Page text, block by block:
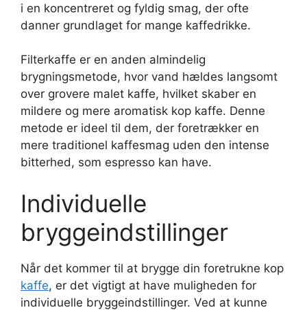
i en koncentreret og fyldig smag, der ofte
danner grundlaget for mange kaffedrikke.
Filterkaffe er en anden almindelig
brygningsmetode, hvor vand hældes langsomt
over grovere malet kaffe, hvilket skaber en
mildere og mere aromatisk kop kaffe. Denne
metode er ideel til dem, der foretrækker en
mere traditionel kaffesmag uden den intense
bitterhed, som espresso kan have.
Individuelle
bryggeindstillinger
Når det kommer til at brygge din foretrukne kop
kaffe, er det vigtigt at have muligheden for
individuelle bryggeindstillinger. Ved at kunne